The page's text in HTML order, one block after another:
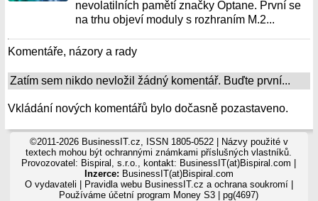
nevolatilních pamětí značky Optane. První se
na trhu objeví moduly s rozhraním M.2...
Komentáře, názory a rady
Zatím sem nikdo nevložil žádný komentář. Buďte první...
Vkládání nových komentářů bylo dočasně pozastaveno.
©2011-2026 BusinessIT.cz, ISSN 1805-0522 | Názvy použité v
textech mohou být ochrannými známkami příslušných vlastníků.
Provozovatel: Bispiral, s.r.o., kontakt: BusinessIT(at)Bispiral.com |
Inzerce: BusinessIT(at)Bispiral.com
O vydavateli
Pravidla webu BusinessIT.cz a ochrana soukromí|
Používámeúčetní program Money S3 | pg(4697)